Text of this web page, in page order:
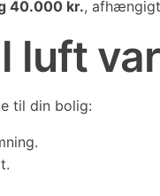
40.000 kr.,
luft
til din bolig: